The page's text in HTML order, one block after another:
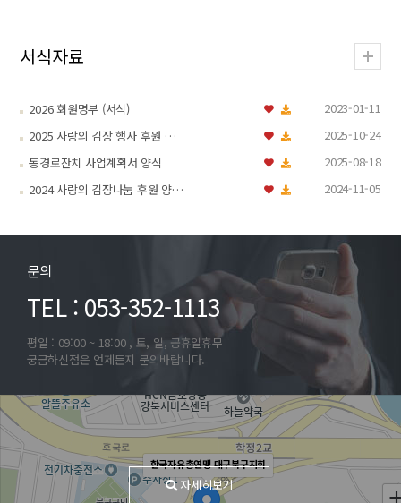
서식자료
2026 회원명부 (서식)
2023-01-11
2025 사랑의 김장 행사 후원 …
2025-10-24
동경로잔치 사업계획서 양식
2025-08-18
2024 사랑의 김장나눔 후원 양…
2024-11-05
문의
TEL : 053-352-1113
평일 : 09:00 ~ 18:00 , 토, 일, 공휴일휴무
궁금하신점은 언제든지 문의바랍니다.
한국자유총연맹 대구북구지회
자세히보기